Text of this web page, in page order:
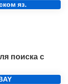
яз.
поиска с